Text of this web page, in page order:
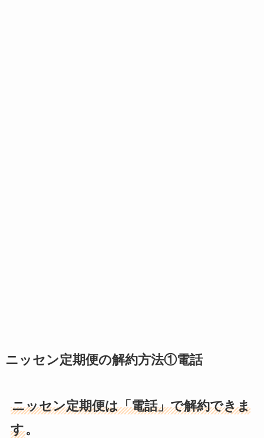
ニッセン定期便の解約方法①電話
ニッセン定期便は「電話」で解約できま
す。